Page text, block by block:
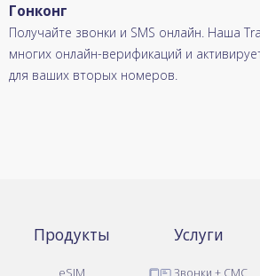
Гонконг
Получайте звонки и SMS онлайн. Наша
многих онлайн-верификаций и
для ваших вторых номеров.
Продукты
eSIM
Услуги
Звонки + СМС